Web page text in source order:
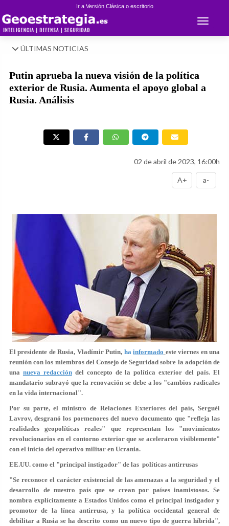
Ir a Versión Clásica o escritorio
Toggle
ÚLTIMAS NOTICIAS
Putin aprueba la nueva visión de la política
exterior de Rusia. Aumenta el apoyo global a
Rusia. Análisis
02 de abril de 2023, 16:00h
A+ a-
El presidente de Rusia, Vladímir Putin, hainformado este viernes en una
reunión con los miembros del Consejo de Seguridad sobre la adopción de
una nueva redaccióndel concepto de la política exterior del país. El
mandatario subrayó que la renovación se debe a los "cambios radicales
en la vida internacional".
Por su parte, el ministro de Relaciones Exteriores del país, Serguéi
Lavrov, desgranó los pormenores del nuevo documento que "refleja las
realidades geopolíticas reales" que representan los "movimientos
revolucionarios en el contorno exterior que se aceleraron visiblemente"
con el inicio del operativo militar en Ucrania.
EE.UU. como el "principal instigador" de las políticas antirrusas
"Se reconoce el carácter existencial de las amenazas a la seguridad y el
desarrollo de nuestro país que se crean por países inamistosos. Se
nombra explícitamente a Estados Unidos como el principal instigador y
promotor de la línea antirrusa, y la política occidental general de
debilitar a Rusia se ha descrito como un nuevo tipo de guerra híbrida",